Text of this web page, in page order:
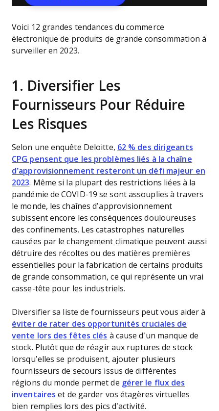
Voici 12 grandes tendances du commerce
électronique de produits de grande consommation à
surveiller en 2023.
1. Diversifier Les
Fournisseurs Pour Réduire
Les Risques
Selon une enquête Deloitte, 62 % des dirigeants
CPG pensent que les problèmes liés à la chaîne
d’approvisionnement resteront un défi majeur en
2023. Même si la plupart des restrictions liées à la
pandémie de COVID-19 se sont assouplies à travers
le monde, les chaînes d’approvisionnement
subissent encore les conséquences douloureuses
des confinements. Les catastrophes naturelles
causées par le changement climatique peuvent aussi
détruire des récoltes ou des matières premières
essentielles pour la fabrication de certains produits
de grande consommation, ce qui représente un vrai
casse-tête pour les industriels.
Diversifier sa liste de fournisseurs peut vous aider à
éviter de rater des opportunités cruciales de
vente lors des fêtes clés à cause d’un manque de
stock. Plutôt que de réagir aux ruptures de stock
lorsqu’elles se produisent, ajouter plusieurs
fournisseurs de secours issus de différentes
régions du monde permet de gérer le flux des
inventaires et de garder vos étagères virtuelles
bien remplies lors des pics d’activité.